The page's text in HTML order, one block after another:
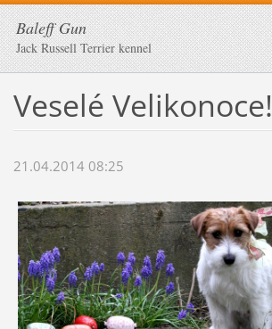
Baleff Gun
Jack Russell Terrier kennel
Veselé Velikonoce!
21.04.2014 08:25